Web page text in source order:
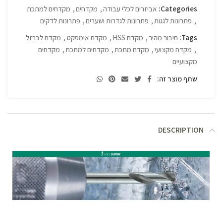
Categories: אביזרים לכלי עבודה, מקדחים, מקדחים למתכת
, פתרונות לגגות, פתרונות לגדרות ושערים, פתרונות לדקים
Tags: חיבור מהיר, מקדח HSS , מקדח אימפקט , מקדח לברזל
, מקדח מקצועי, מקדח מתכת, מקדחים למתכת, מקדחים
מקצועיים
שתף מוצר זה:
DESCRIPTION